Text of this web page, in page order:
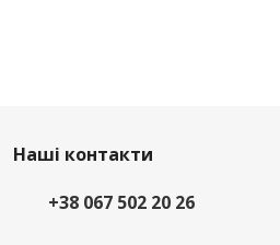
Наші контакти
+38 067 502 20 26